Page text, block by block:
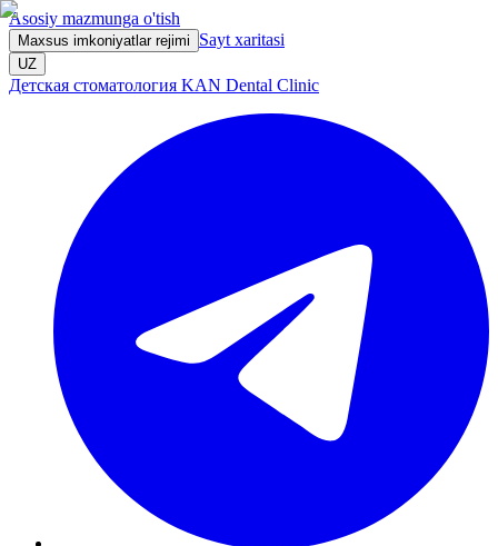
Asosiy mazmunga o'tish
Maxsus imkoniyatlar rejimi Sayt xaritasi
UZ
Детская стоматология KAN Dental Clinic